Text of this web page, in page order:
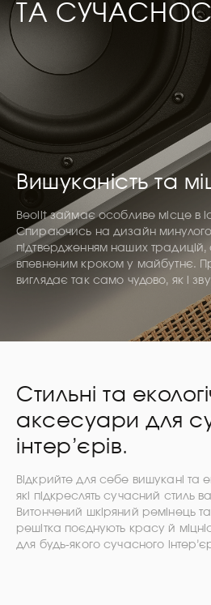
ТА
Вишуканість та
Beolit займає особливе місце в
Спираючись на дизайн
підтвердженням наших
впевненим кроком у майбутнє.
виглядає так само чудово, як і
Стильні та
аксесуари для
інтер’єрів.
Відкрийте для себе вишукані та
які підкреслять сучасний стиль
Витончений шкіряний ремінець
решітка поєднують красу й
для будь-якого сучасного